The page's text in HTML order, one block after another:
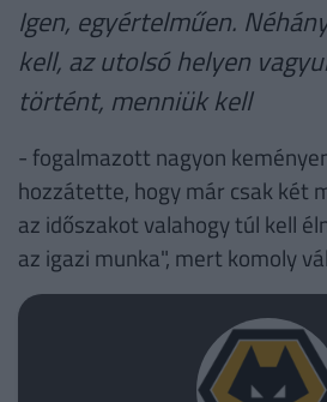
Igen, egyértelműen.
kell, az utolsó helyen
történt, menniük kell
- fogalmazott nagyon
hozzátette, hogy már csak két
az időszakot valahogy túl kell
az igazi munka", mert komoly